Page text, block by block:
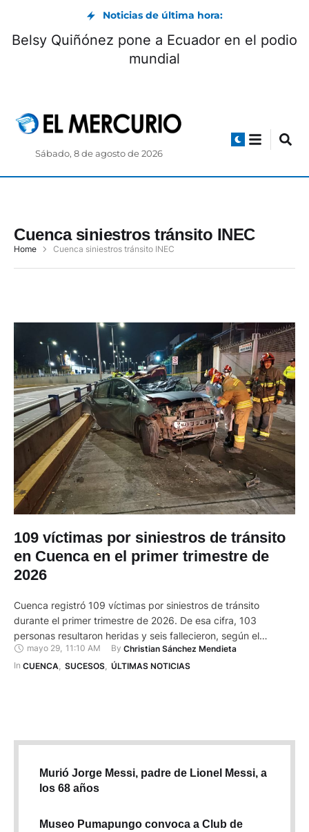
Noticias de última hora:
Belsy Quiñónez pone a Ecuador en el podio
mundial
Sábado, 8 de agosto de 2026
Cuenca siniestros tránsito INEC
Home Cuenca siniestros tránsito INEC
109 víctimas por siniestros de tránsito
en Cuenca en el primer trimestre de
2026
Cuenca registró 109 víctimas por siniestros de tránsito
durante el primer trimestre de 2026. De esa cifra, 103
personas resultaron heridas y seis fallecieron, según el
informe publicado por el Instituto Nacional de Estadísticas y
Censos (INEC). Esta ciudad aparece entre los cantones con
mayo 29, 11:10 AM By Christian Sánchez Mendieta
In CUENCA SUCESOS, ÚLTIMAS NOTICIAS
Murió Jorge Messi, padre de Lionel Messi, a
los 68 años
Museo Pumapungo convoca a Club de